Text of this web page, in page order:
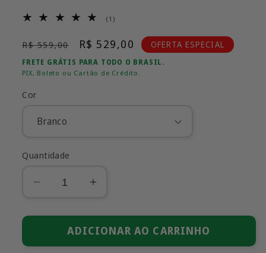
(1)1
de
avaliações
Preço
normal
R$ 559,00
Preço
promocional
R$ 529,00 OFERTA ESPECIAL
FRETE GRÁTIS PARA TODO O BRASIL.
PIX, Boleto ou Cartão de Crédito.
Cor
Quantidade
Diminuir
quantidade
Mercedes
Aumentar
quantidade
de
Mercedes
ADICIONAR AO CARRINHO